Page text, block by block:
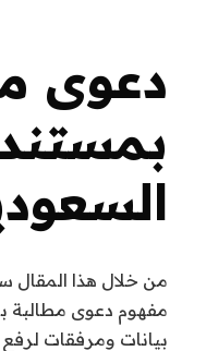
دعوى
من خلال هذا المقال
مفهوم دعوى مطالبة
بيانات ومرفقات